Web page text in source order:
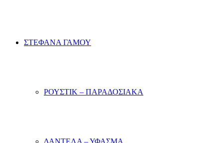
ΣΤΕΦΑΝΑ ΓΑΜΟΥ
ΡΟΥΣΤΙΚ – ΠΑΡΑΔΟΣΙΑΚΑ
ΔΑΝΤΕΛΑ – ΥΦΑΣΜΑ